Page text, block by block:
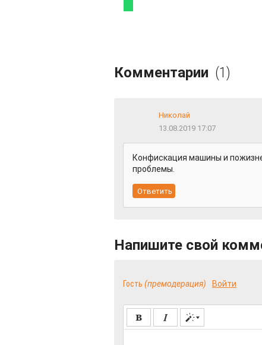
Комментарии (1)
Николай
13.08.2019 17:07
Конфискация машины и
проблемы.
Напишите свой
Гость (премодерация) Войти